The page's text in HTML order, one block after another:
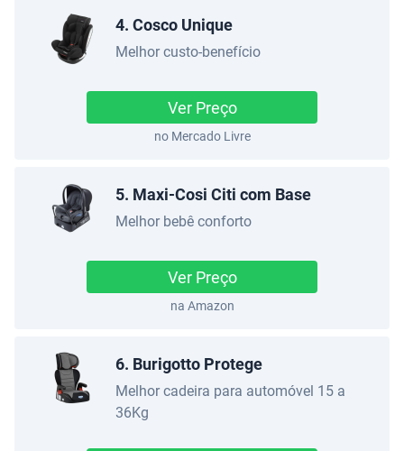
4. Cosco Unique
Melhor custo-benefício
Ver Preço
no Mercado Livre
5. Maxi-Cosi Citi com Base
Melhor bebê conforto
Ver Preço
na Amazon
6. Burigotto Protege
Melhor cadeira para automóvel 15 a
36Kg